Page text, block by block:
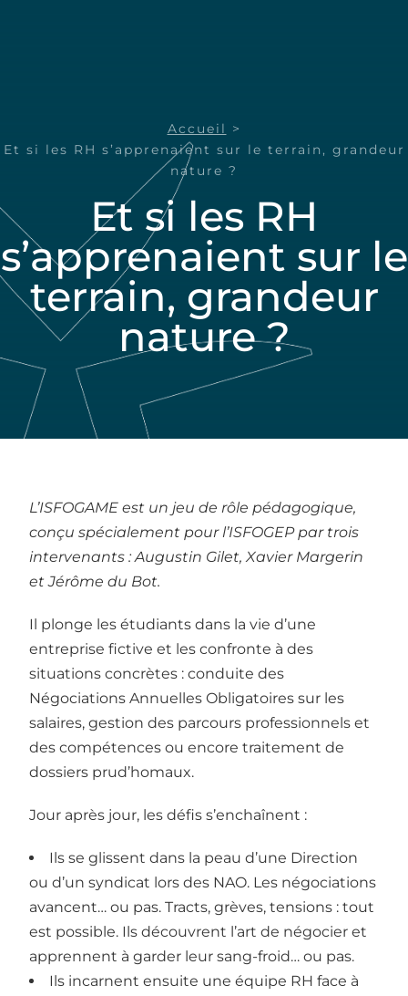
Accueil >
Et si les RH s’apprenaient sur le terrain, grandeur
nature ?
Et si les RH
s’apprenaient sur le
terrain, grandeur
nature ?
L’ISFOGAME est un jeu de rôle pédagogique,
conçu spécialement pour l’ISFOGEP par trois
intervenants : Augustin Gilet, Xavier Margerin
et Jérôme du Bot.
Il plonge les étudiants dans la vie d’une
entreprise fictive et les confronte à des
situations concrètes : conduite des
Négociations Annuelles Obligatoires sur les
salaires, gestion des parcours professionnels et
des compétences ou encore traitement de
dossiers prud’homaux.
Jour après jour, les défis s’enchaînent :
Ils se glissent dans la peau d’une Direction
ou d’un syndicat lors des NAO. Les négociations
avancent… ou pas. Tracts, grèves, tensions : tout
est possible. Ils découvrent l’art de négocier et
apprennent à garder leur sang-froid… ou pas.
Ils incarnent ensuite une équipe RH face à